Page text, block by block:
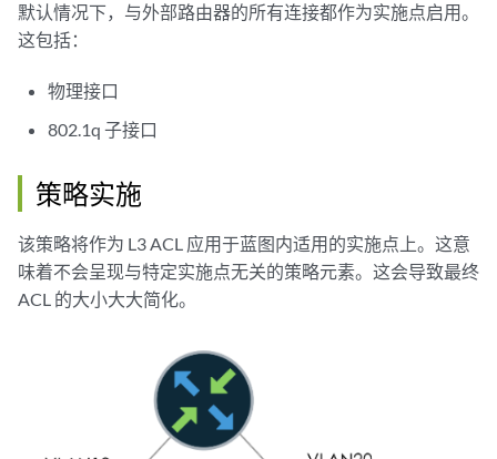
默认情况下，与外部路由器的所有连接都作为实施点启用。
这包括：
物理接口
802.1q 子接口
策略实施
该策略将作为 L3 ACL 应用于蓝图内适用的实施点上。这意
味着不会呈现与特定实施点无关的策略元素。这会导致最终
ACL 的大小大大简化。